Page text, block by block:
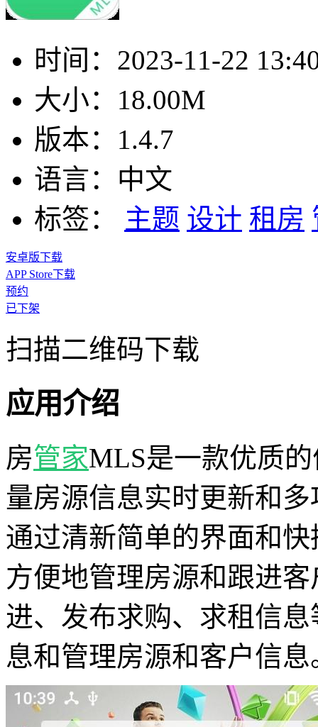
时间： 2023-11-22
大小： 18.00M
版本： 1.4.7
语言： 中文
标签：
主题 设计 租房
安卓版下载
APP Store下载
预约
已下架
扫描二维码下载
应用介绍
房管家MLS是一款优质
量房源信息实时更新和
通过清新简单的界面和
方便地管理房源和跟进
进、发布求购、求租信
息和管理房源和客户信息